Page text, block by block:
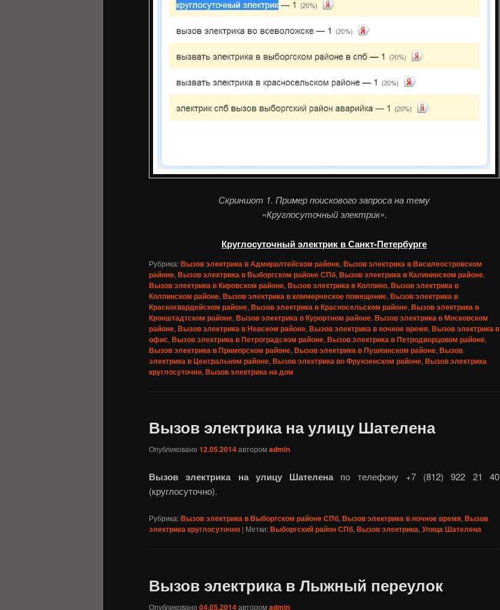
Скриншот 1. Пример поискового запроса на тему
«Круглосуточный электрик».
Круглосуточный электрик в Санкт-Петербурге
Рубрика:Вызов электрика в Адмиралтейском районе, Вызов электрика в Василеостровском
районе, Вызов электрика в Выборгском районе СПб, Вызов электрика в Калининском районе,
Вызов электрика в Кировском районе, Вызов электрика в Колпино, Вызов электрика в
Колпинском районе, Вызов электрика в коммерческое помещение, Вызов электрика в
Красногвардейском районе, Вызов электрика в Красносельском районе, Вызов электрика в
Кронштадтском районе, Вызов электрика в Курортном районе, Вызов электрика в Московском
районе, Вызов электрика в Невском районе, Вызов электрика в ночное время, Вызов электрика в
офис, Вызов электрика в Петроградском районе, Вызов электрика в Петродворцовом районе,
Вызов электрика в Приморском районе, Вызов электрика в Пушкинском районе, Вызов
электрика в Центральном районе, Вызов электрика во Фрунзенском районе, Вызов электрика
круглосуточно, Вызов электрика на дом
Вызов электрика на улицу Шателена
Опубликовано 12.05.2014авторомadmin
Вызов электрика на улицу Шателенапо телефону +7 (812) 922 21 40
(круглосуточно).
Рубрика:Вызов электрика в Выборгском районе СПб, Вызов электрика в ночное время, Вызов
электрика круглосуточно | Метки:Выборгский район СПб, Вызов электрика, Улица Шателена
Вызов электрика в Лыжный переулок
Опубликовано 04.05.2014авторомadmin